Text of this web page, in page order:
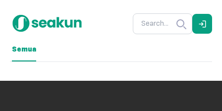
Semua